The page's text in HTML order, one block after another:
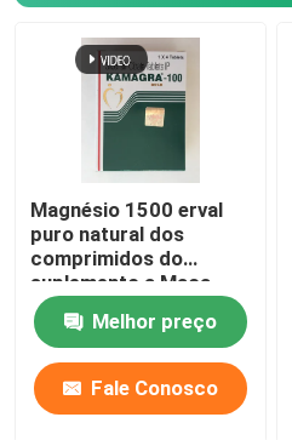
Magnésio 1500 erval
puro natural dos
comprimidos do
suplemento a Maca
Melhor preço
Fale Conosco